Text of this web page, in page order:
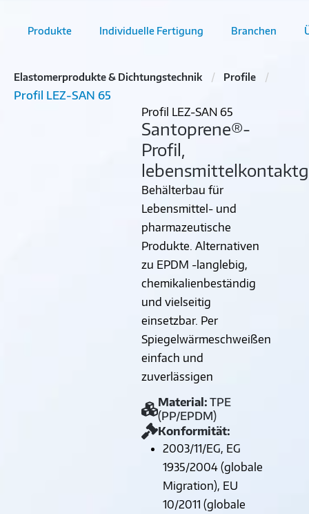
Produkte Individuelle Fertigung Branchen
Elastomerprodukte & Dichtungstechnik Profile
Profil LEZ-SAN 65
Profil LEZ-SAN 65
Santoprene®-
Profil,
Behälterbau für
Lebensmittel- und
pharmazeutische
Produkte. Alternativen
zu EPDM -langlebig,
chemikalienbeständig
und vielseitig
einsetzbar. Per
Spiegelwärmeschweißen
einfach und
zuverlässigen
Material: TPE
(PP/EPDM)
Konformität:
2003/11/EG, EG
1935/2004 (globale
Migration), EU
10/2011 (globale